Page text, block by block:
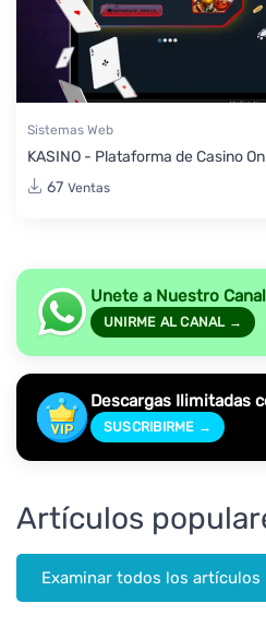
Sistemas Web
KASINO - Plataforma de Casino
67 Ventas
Unete a Nuestro
UNIRME AL CANAL →
Descargas Ilimitadas
SUSCRIBIRME →
Artículos
Examinar todos los artículos